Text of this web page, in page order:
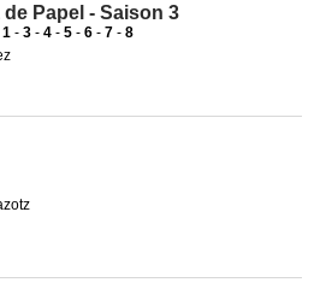
de Papel - Saison 3
1 - 3 - 4 - 5 - 6 - 7 - 8